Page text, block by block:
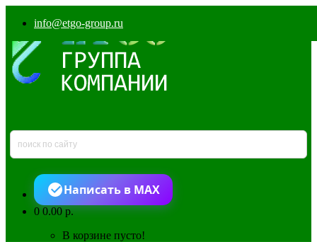
info@etgo-group.ru
Написать в MAX
00.00 р.
В корзине пусто!